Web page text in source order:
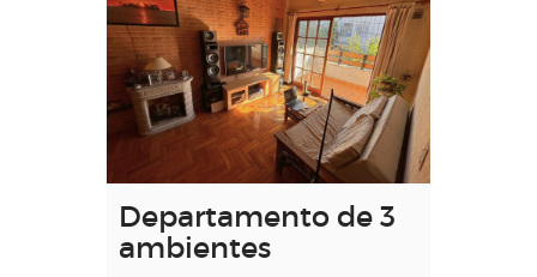
Departamento de 3
ambientes